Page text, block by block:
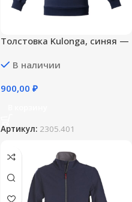
Толстовка Kulonga, синяя —
В наличии
900,00 ₽
Артикул: 2305.401